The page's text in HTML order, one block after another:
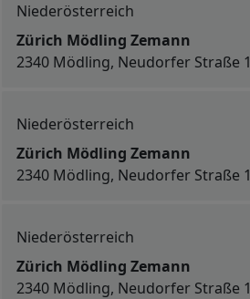
Niederösterreich
Zürich Mödling Zemann
2340 Mödling, Neudorfer Straße 1
Niederösterreich
Zürich Mödling Zemann
2340 Mödling, Neudorfer Straße 1
Niederösterreich
Zürich Mödling Zemann
2340 Mödling, Neudorfer Straße 1